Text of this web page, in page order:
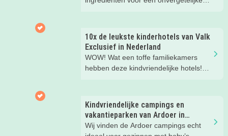
10x de leukste kinderhotels van Valk
Exclusief in Nederland
WOW! Wat een toffe familiekamers
hebben deze kindvriendelijke hotels!
kinderhotels van Valk Exclusief en
boek een heerlijk nachtje weg met je
kind(eren).
Kindvriendelijke campings en
vakantieparken van Ardoer in
Nederland
Wij vinden de Ardoer campings echt